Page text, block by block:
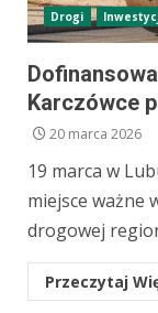
Drogi
Karczówce
20 marca 2026
19 marca w
miejsce ważne
drogowej
Przeczytaj